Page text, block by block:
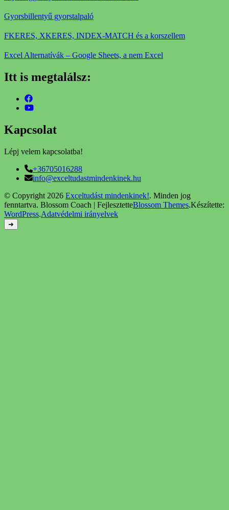
Gyorsbillentyű gyorstalpaló
FKERES, XKERES, INDEX-MATCH és a korszellem
Excel Alternatívák – Google Sheets, a nem Excel
Itt is megtalálsz:
Kapcsolat
Lépj velem kapcsolatba!
+36705016288
info@exceltudastmindenkinek.hu
© Copyright 2026 Exceltudást mindenkinek!. Minden jog
fenntartva. Blossom Coach | FejlesztetteBlossom Themes.Készítette:
WordPress.Adatvédelmi irányelvek
➜